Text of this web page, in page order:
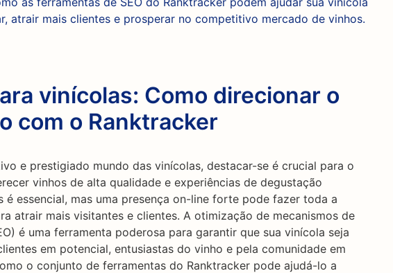
atrair mais clientes e prosperar no competitivo mercado de vinhos.
vinícolas: Como direcionar o
com o Ranktracker
e prestigiado mundo das vinícolas, destacar-se é crucial para o
vinhos de alta qualidade e experiências de degustação
é essencial, mas uma presença on-line forte pode fazer toda a
atrair mais visitantes e clientes. A otimização de mecanismos de
é uma ferramenta poderosa para garantir que sua vinícola seja
em potencial, entusiastas do vinho e pela comunidade em
o conjunto de ferramentas do Ranktracker pode ajudá-lo a